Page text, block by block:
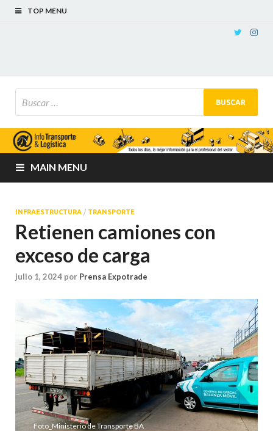
TOP MENU
MAIN MENU
INFRAESTRUCTURA / TRANSPORTE
Retienen camiones con
exceso de carga
julio 1, 2024 por Prensa Expotrade
Foto_Ministerio de Transporte BA